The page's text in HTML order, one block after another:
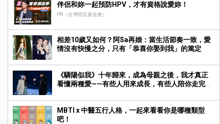
伴侶和妳一起預防HPV，才有資格說愛妳！
PR（台灣癌症基金會）
相差10歲又如何？阿Sa再婚：當生活節奏一致，愛
情沒有快慢之分，只有「恭喜你娶到我」的篤定
《驕陽似我》十年歸來，成為母親之後，我才真正
看懂兩種愛——有些人用來成長，有些人陪你走完人
MBTI x 中醫五行人格，一起來看看你是哪種類型
吧！